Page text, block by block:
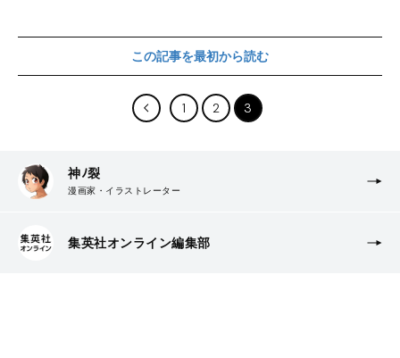
この記事を最初から読む
1 2 3
神ﾉ裂
漫画家・イラストレーター
集英社オンライン編集部